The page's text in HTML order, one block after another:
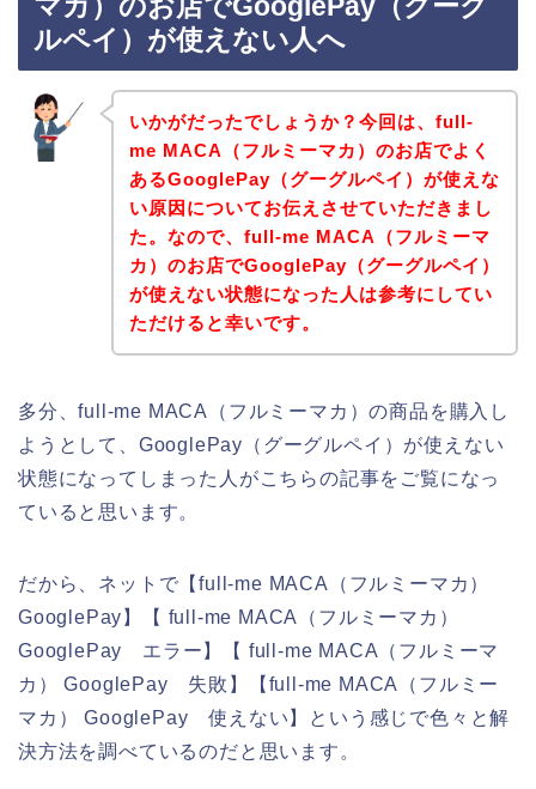
ルペイ）が使えない人へ
いかがだったでしょうか？今回は、full-
me MACA（フルミーマカ）のお店でよく
あるGooglePay（グーグルペイ）が使えな
い原因についてお伝えさせていただきまし
た。なので、full-me MACA（フルミーマ
カ）のお店でGooglePay（グーグルペイ）
が使えない状態になった人は参考にしてい
ただけると幸いです。
多分、full-me MACA（フルミーマカ）の商品を購入し
ようとして、GooglePay（グーグルペイ）が使えない
状態になってしまった人がこちらの記事をご覧になっ
ていると思います。
だから、ネットで【full-me MACA（フルミーマカ）
GooglePay】【 full-me MACA（フルミーマカ）
GooglePay エラー】【 full-me MACA（フルミーマ
カ） GooglePay 失敗】【full-me MACA（フルミー
マカ） GooglePay 使えない】という感じで色々と解
決方法を調べているのだと思います。